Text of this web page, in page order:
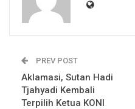
PREV POST
Aklamasi, Sutan Hadi
Tjahyadi Kembali
Terpilih Ketua KONI